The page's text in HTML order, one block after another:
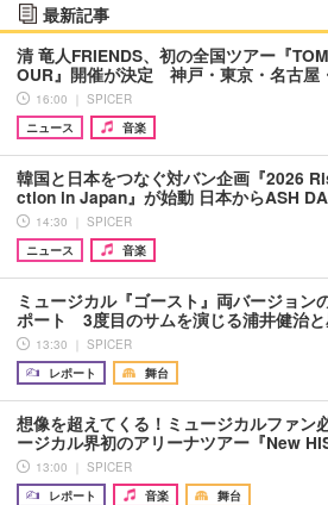
最新記事
清 竜人FRIENDS、初の全国ツアー『
OUR』開催が決定 神戸・東京・名古屋
16:00 ｜ SPICER
ニュース
音楽
韓国と日本をつなぐ対バン企画『2026
ction in Japan』が始動 日本からASH
14:30 ｜ SPICER
ニュース
音楽
ミュージカル『ゴースト』両バージョン
ポート 3度目のサムを演じる浦井健治
13:30 ｜ SPICER
レポート
舞台
想像を超えてくる！ミュージカルファン
ージカル界初のアリーナツアー『New
13:00 ｜ SPICER
レポート
音楽 舞台